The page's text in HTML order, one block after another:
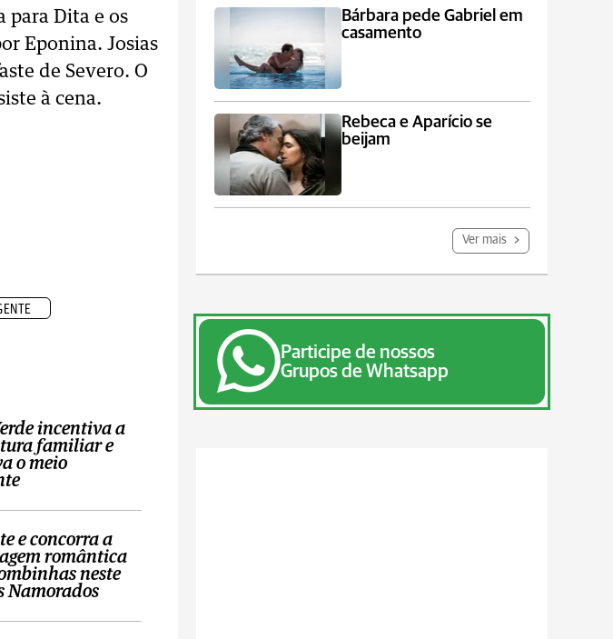
para Dita e os
Eponina. Josias
de Severo. O
à cena.
incentiva a
familiar e
o meio
e concorra a
romântica
neste
Namorados
Bárbara pede Gabriel em
casamento
Rebeca e Aparício se
beijam
Ver mais
Participe de nossos
Grupos de Whatsapp